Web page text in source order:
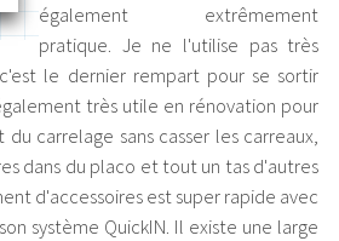
également extrêmement
pratique. Je ne l'utilise pas très
le dernier rempart pour se sortir
très utile en rénovation pour
carrelage sans casser les carreaux,
dans du placo et tout un tas d'autres
d'accessoires est super rapide avec
système QuickIN. Il existe une large